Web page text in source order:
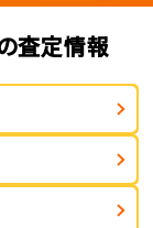
査定情報